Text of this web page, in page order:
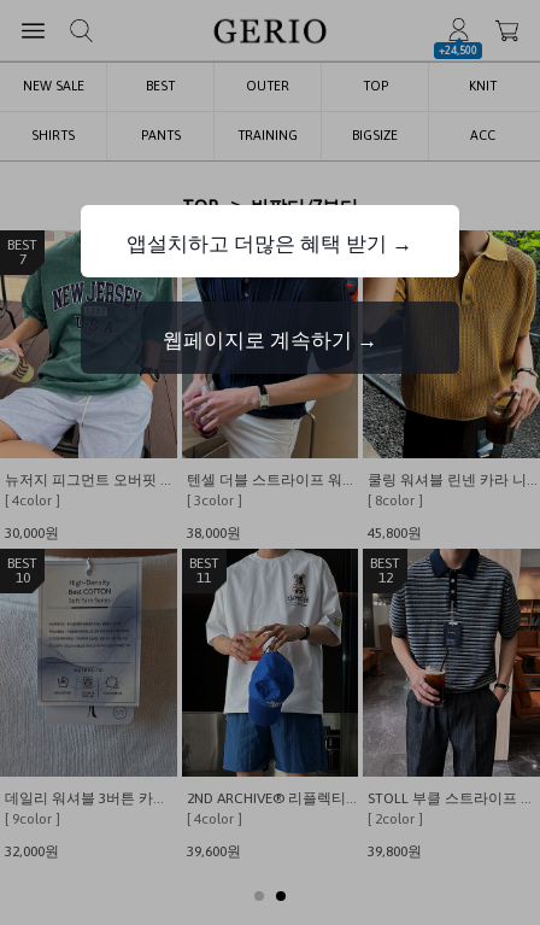
+24,500
NEW SALE BEST OUTER TOP KNIT
SHIRTS PANTS TRAINING BIGSIZE ACC
TOP > 반팔티/7부티
1
잘나가서 반팔도 만든 냉동같은 시원함 쫀쫀와플 반팔 티셔츠
[ 8color ]
19,800
2
아이스분또 우주탐사래빗 반팔티 (짱귀여움)
[ 2color ]
29,800원
워셔블 린넨 블
[ 6color ]
52,000원
4
USA 수피마코튼 절개디테일 인생 반팔티
[ 12color ]
29,800원
5
미친가성비 아노락 벤츄리 셋업
[ 9color ]
47,600
6
[ 3color ]
38,000
앱설치하고 더많은 혜택 받기 →
웹페이지로 계속하기 →